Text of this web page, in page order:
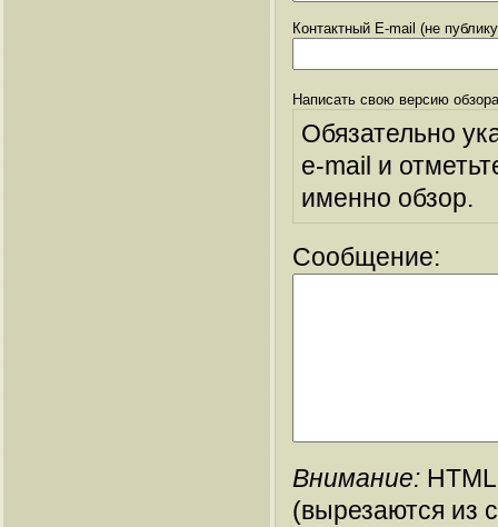
Контактный E-mail (не
Написать свою версию
Обязательно
e-mail и
именно обзор.
Сообщение:
Внимание:
(вырезаются из